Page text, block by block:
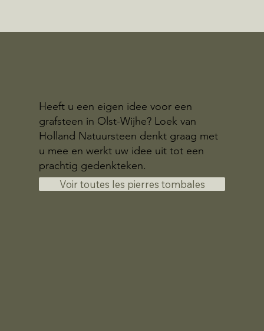
Heeft u een eigen idee voor een
grafsteen in Olst-Wijhe? Loek van
Holland Natuursteen denkt graag met
u mee en werkt uw idee uit tot een
prachtig gedenkteken.
Voir toutes les pierres tombales